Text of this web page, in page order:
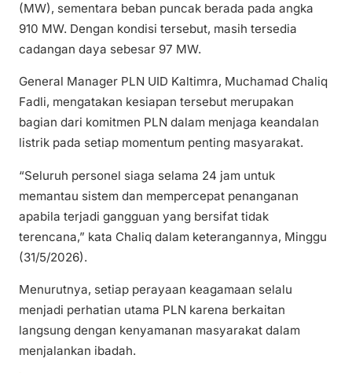
(MW), sementara beban puncak berada pada angka
910 MW. Dengan kondisi tersebut, masih tersedia
cadangan daya sebesar 97 MW.
General Manager PLN UID Kaltimra, Muchamad Chaliq
Fadli, mengatakan kesiapan tersebut merupakan
bagian dari komitmen PLN dalam menjaga keandalan
listrik pada setiap momentum penting masyarakat.
“Seluruh personel siaga selama 24 jam untuk
memantau sistem dan mempercepat penanganan
apabila terjadi gangguan yang bersifat tidak
terencana,” kata Chaliq dalam keterangannya, Minggu
(31/5/2026).
Menurutnya, setiap perayaan keagamaan selalu
menjadi perhatian utama PLN karena berkaitan
langsung dengan kenyamanan masyarakat dalam
menjalankan ibadah.